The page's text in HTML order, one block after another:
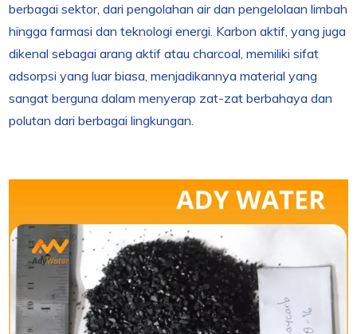
berbagai sektor, dari pengolahan air dan pengelolaan limbah
hingga farmasi dan teknologi energi. Karbon aktif, yang juga
dikenal sebagai arang aktif atau charcoal, memiliki sifat
adsorpsi yang luar biasa, menjadikannya material yang
sangat berguna dalam menyerap zat-zat berbahaya dan
polutan dari berbagai lingkungan.